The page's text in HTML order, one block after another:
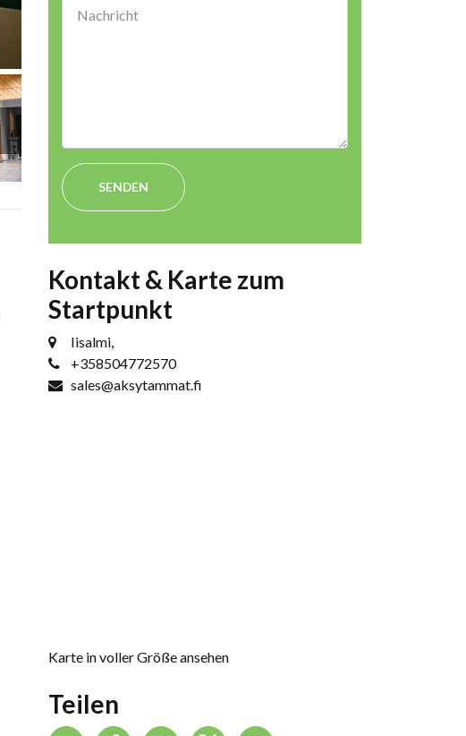
SENDEN
Kontakt & Karte zum
Startpunkt
Iisalmi,
+358504772570
sales@aksytammat.fi
Karte in voller Größe ansehen
Teilen